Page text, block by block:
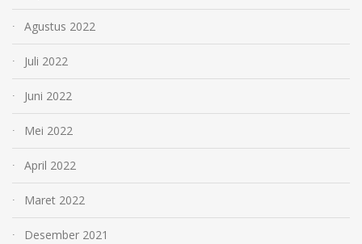
Agustus 2022
Juli 2022
Juni 2022
Mei 2022
April 2022
Maret 2022
Desember 2021